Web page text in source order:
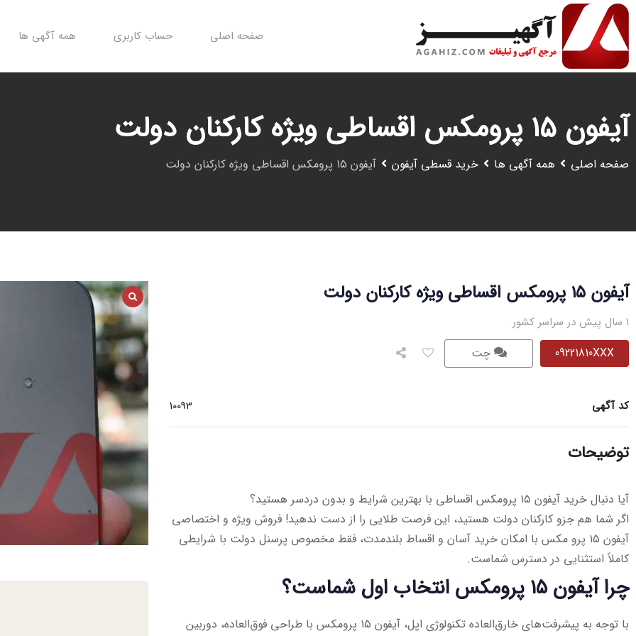
پرش
محتوا
صفحه اصلی حساب کاربری همه آگهی ها
آیفون ۱۵ پرومکس اقساطی ویژه کارکنان دولت
صفحه اصلی همه آگهی ها خرید قسطی آیفون آیفون ۱۵ پرومکس اقساطی ویژه کارکنان دولت
آیفون ۱۵ پرومکس اقساطی ویژه کارکنان دولت
1 سال پیش در سراسر کشور
09221810XXX چت
کد آگهی 10093
توضیحات
آیا دنبال خرید آیفون ۱۵ پرومکس اقساطی با بهترین شرایط و بدون دردسر هستید؟
اگر شما هم جزو کارکنان دولت هستید، این فرصت طلایی را از دست ندهید! فروش ویژه و اختصاصی
آیفون ۱۵ پرو مکس با امکان خرید آسان و اقساط بلندمدت، فقط مخصوص پرسنل دولت با شرایطی
کاملاً استثنایی در دسترس شماست.
چرا آیفون ۱۵ پرومکس انتخاب اول شماست؟
با توجه به پیشرفت‌های خارق‌العاده تکنولوژی اپل، آیفون ۱۵ پرومکس با طراحی فوق‌العاده، دوربین